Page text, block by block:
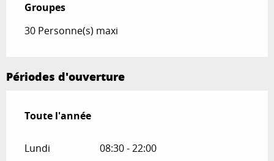
Groupes
Groupes
30 Personne(s) maxi
Périodes d'ouverture
Toute l'année
Toute l'année
Lundi 08:30 - 22:00